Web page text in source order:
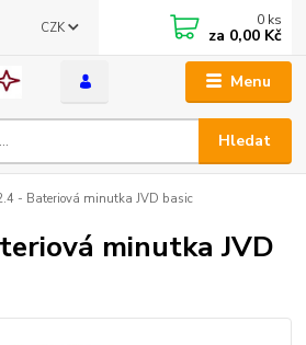
Menu
CZK
Hledat
0 ks
za 0,00 Kč
- Bateriová minutka JVD basic
minutka JVD